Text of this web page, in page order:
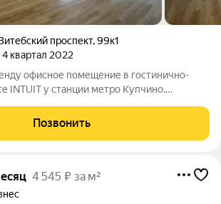
проспект,99к1
4 квартал 2022
офисное помещение в гостинично-
INTUIT у станции метро Купчино.
комплекс огромен - 29 этажей дают
населения.
Позвонить
4 545 ₽ за м²